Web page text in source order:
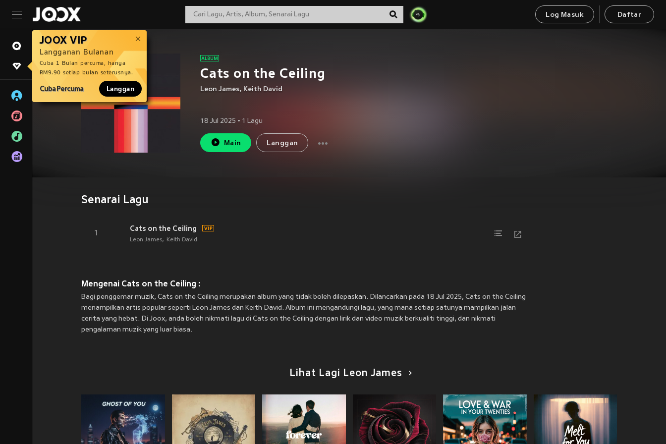
Log Masuk Daftar
JOOX VIP
Langganan Bulanan
Cuba 1 Bulan percuma, hanya
RM9.90 setiap bulan seterusnya.
Cuba Percuma Langgan
Cats on the Ceiling
Leon James, Keith David
18 Jul 2025 • 1 Lagu
Main Langgan
Senarai Lagu
1
Cats on the Ceiling
Leon James Keith David
Mengenai Cats on the Ceiling :
Bagi penggemar muzik, Cats on the Ceiling merupakan album yang tidak boleh dilepaskan. Dilancarkan pada 18 Jul 2025, Cats on the Ceiling
menampilkan artis popular seperti Leon James dan Keith David. Album ini mengandungi lagu, yang mana setiap satunya mampilkan jalan
cerita yang hebat. Di Joox, anda boleh nikmati lagu di Cats on the Ceiling dengan lirik dan video muzik berkualiti tinggi, dan nikmati
pengalaman muzik yang luar biasa.
Lihat Lagi Leon James